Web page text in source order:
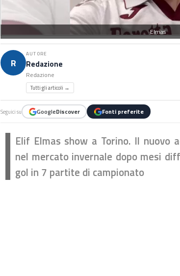
Elmas
R
AUTORE
Redazione
Redazione
Tutti gli articoli →
Seguici su GoogleDiscover Fonti preferite
Elif Elmas show a Torino. Il nuovo
nel mercato invernale dopo mesi
gol in 7 partite di campionato